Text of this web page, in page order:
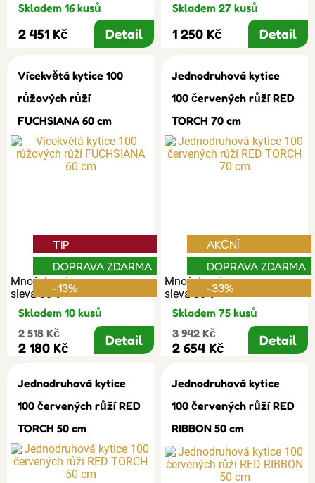
Skladem 16 kusů
2 451 Kč Detail
Skladem 27 kusů
1 250 Kč Detail
Vícekvětá kytice 100
růžových růží
FUCHSIANA 60 cm
Množstevní
sleva 30%
TIP
DOPRAVA ZDARMA
-13%
Skladem 10 kusů
2 518 Kč
2 180 Kč Detail
Jednodruhová kytice
100 červených růží RED
TORCH 70 cm
Množstevní
sleva 30%
AKČNÍ
DOPRAVA ZDARMA
-33%
Skladem 75 kusů
3 942 Kč
2 654 Kč Detail
Jednodruhová kytice
100 červených růží RED
TORCH 50 cm
Jednodruhová kytice
100 červených růží RED
RIBBON 50 cm